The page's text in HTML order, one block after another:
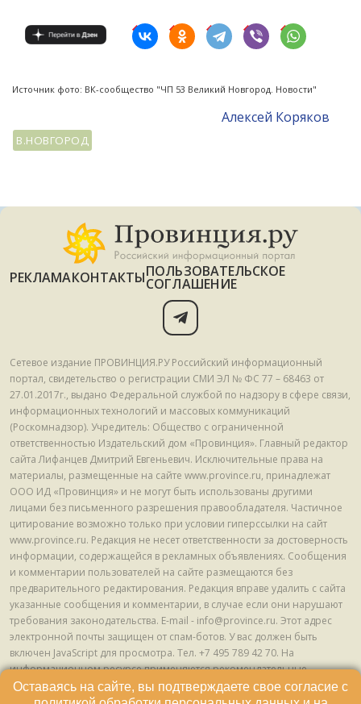
Источник фото: ВК-сообщество "ЧП 53 Великий Новгород. Новости"
Алексей Коряков
В.НОВГОРОД
РЕКЛАМАКОНТАКТЫПОЛЬЗОВАТЕЛЬСКОЕ
СОГЛАШЕНИЕ
Сетевое издание ПРОВИНЦИЯ.РУ Российский информационный
портал, свидетельство о регистрации СМИ ЭЛ № ФС 77 – 68463 от
27.01.2017г., выдано Федеральной службой по надзору в сфере связи,
информационных технологий и массовых коммуникаций
(Роскомнадзор). Учредитель: Общество с ограниченной
ответственностью Издательский дом «Провинция». Главный редактор
сайта Лифанцев Дмитрий Евгеньевич. Исключительные права на
материалы, размещенные на сайте www.province.ru, принадлежат
ООО ИД «Провинция» и не могут быть использованы другими
лицами без письменного разрешения правообладателя. Частичное
цитирование возможно только при условии гиперссылки на сайт
www.province.ru. Редакция не несет ответственности за достоверность
информации, содержащейся в рекламных объявлениях. Сообщения
и комментарии пользователей на сайте размещаются без
предварительного редактирования. Редакция вправе удалить с сайта
указанные сообщения и комментарии, в случае если они нарушают
требования законодательства. E-mail - info@province.ru. Этот адрес
электронной почты защищен от спам-ботов. У вас должен быть
включен JavaScript для просмотра. Tел. +7 495 789 42 70. На
информационном ресурсе применяются рекомендательные
технологии (информационные технологии предоставления
Оставаясь на сайте, вы подтверждаете свое согласие с